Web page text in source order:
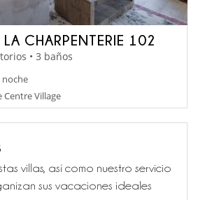
LA CHARPENTERIE 102
• 3 baños
noche
Centre Village
villas, así como nuestro servicio
sus vacaciones ideales